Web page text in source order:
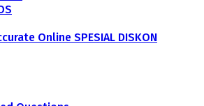
Online SPESIAL DISKON